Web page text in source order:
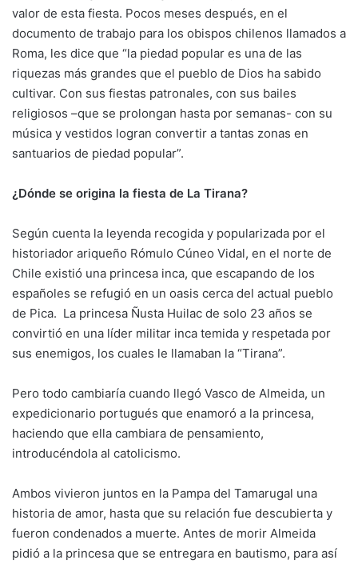
valor de esta fiesta. Pocos meses después, en el
documento de trabajo para los obispos chilenos llamados a
Roma, les dice que “la piedad popular es una de las
riquezas más grandes que el pueblo de Dios ha sabido
cultivar. Con sus fiestas patronales, con sus bailes
religiosos –que se prolongan hasta por semanas- con su
música y vestidos logran convertir a tantas zonas en
santuarios de piedad popular”.
¿Dónde se origina la fiesta de La Tirana?
Según cuenta la leyenda recogida y popularizada por el
historiador ariqueño Rómulo Cúneo Vidal, en el norte de
Chile existió una princesa inca, que escapando de los
españoles se refugió en un oasis cerca del actual pueblo
de Pica. La princesa Ñusta Huilac de solo 23 años se
convirtió en una líder militar inca temida y respetada por
sus enemigos, los cuales le llamaban la “Tirana”.
Pero todo cambiaría cuando llegó Vasco de Almeida, un
expedicionario portugués que enamoró a la princesa,
haciendo que ella cambiara de pensamiento,
introducéndola al catolicismo.
Ambos vivieron juntos en la Pampa del Tamarugal una
historia de amor, hasta que su relación fue descubierta y
fueron condenados a muerte. Antes de morir Almeida
pidió a la princesa que se entregara en bautismo, para así